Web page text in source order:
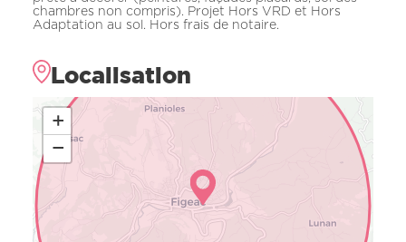
chambres non compris). Projet Hors VRD et Hors
Adaptation au sol. Hors frais de notaire.
Localisation
+
−